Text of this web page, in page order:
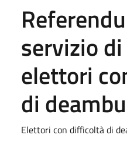
servizio
elettori
di
Elettori con difficoltà di